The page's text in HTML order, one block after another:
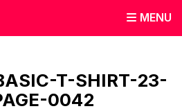
MENU
T-SHIRT-23-
0042